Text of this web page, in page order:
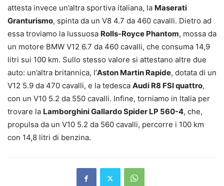
attesta invece un’altra sportiva italiana, la Maserati
Granturismo, spinta da un V8 4.7 da 460 cavalli. Dietro ad
essa troviamo la lussuosa Rolls-Royce Phantom, mossa da
un motore BMW V12 6.7 da 460 cavalli, che consuma 14,9
litri sui 100 km. Sullo stesso valore si attestano altre due
auto: un’altra britannica, l’Aston Martin Rapide, dotata di un
V12 5.9 da 470 cavalli, e la tedesca Audi R8 FSI quattro,
con un V10 5.2 da 550 cavalli. Infine, torniamo in Italia per
trovare la Lamborghini Gallardo Spider LP 560-4, che,
propulsa da un V10 5.2 da 560 cavalli, percorre i 100 km
con 14,8 litri di benzina.